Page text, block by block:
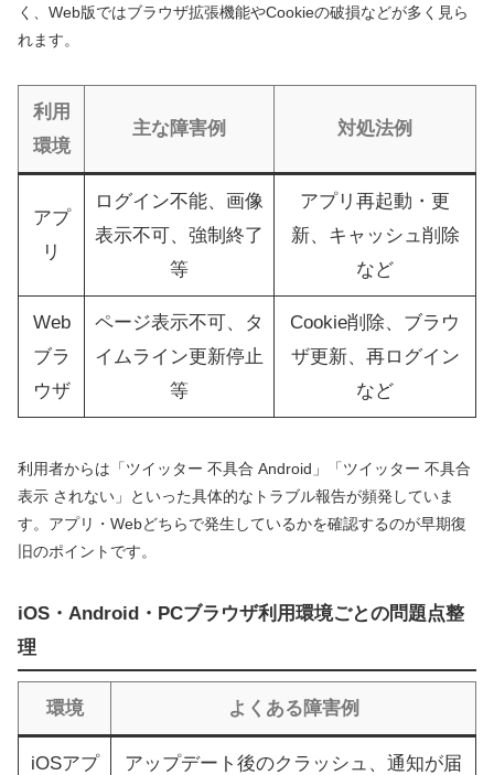
く、Web版ではブラウザ拡張機能やCookieの破損などが多く見ら
れます。
利用
環境
主な障害例 対処法例
アプ
リ
ログイン不能、画像
表示不可、強制終了
等
アプリ再起動・更
新、キャッシュ削除
など
Web
ブラ
ウザ
ページ表示不可、タ
イムライン更新停止
等
Cookie削除、ブラウ
ザ更新、再ログイン
など
利用者からは「ツイッター 不具合 Android」「ツイッター 不具合
表示 されない」といった具体的なトラブル報告が頻発していま
す。アプリ・Webどちらで発生しているかを確認するのが早期復
旧のポイントです。
iOS・Android・PCブラウザ利用環境ごとの問題点整
理
環境 よくある障害例
iOSアプ
アップデート後のクラッシュ、通知が届